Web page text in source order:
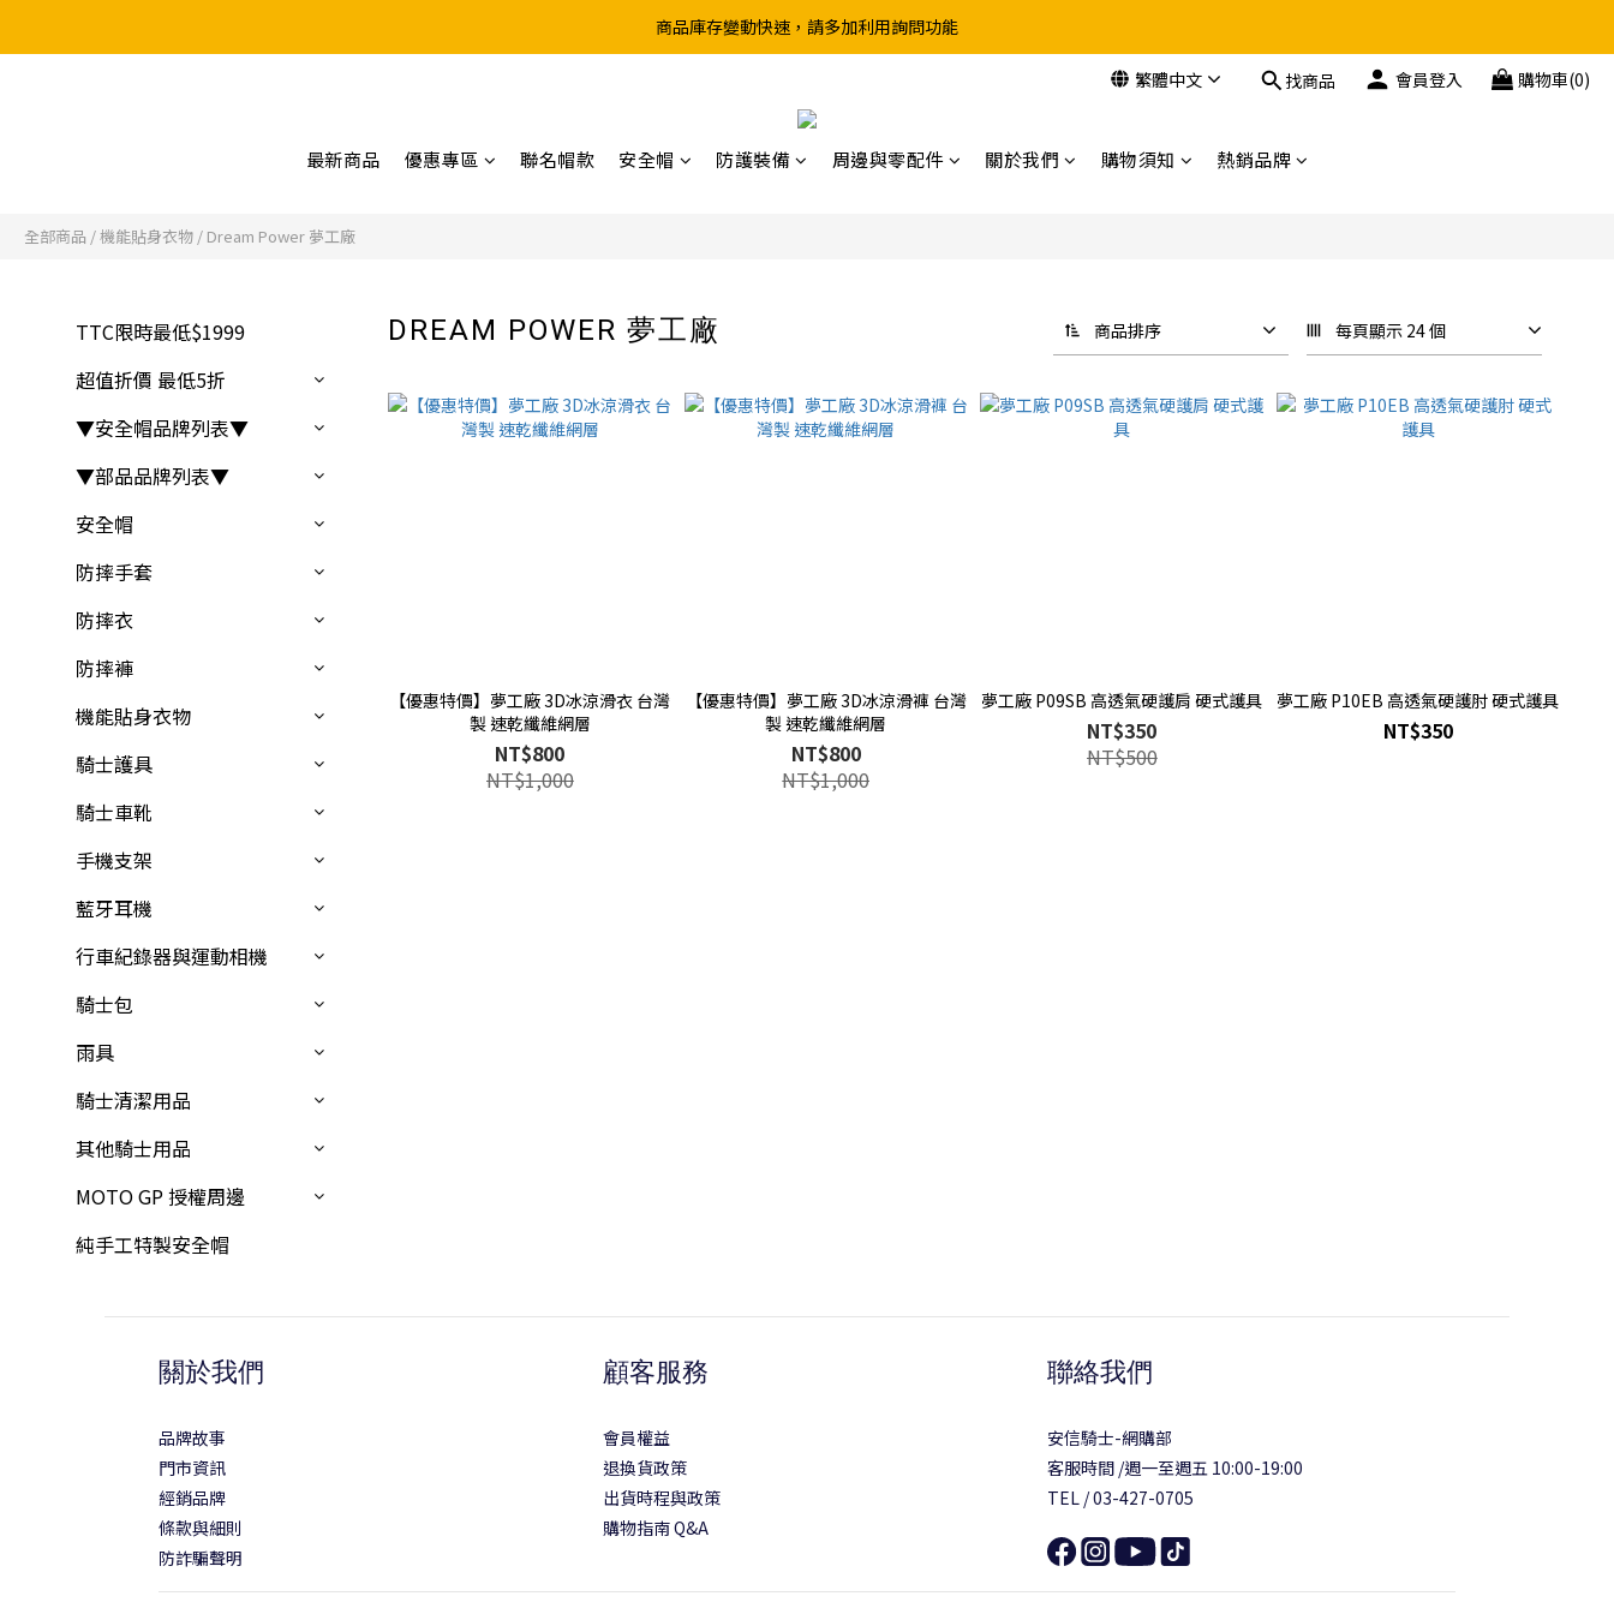
超取滿199、宅配滿490 享免運優惠
商品庫存變動快速，請多加利用詢問功能
超取滿199、宅配滿490 享免運優惠
繁體中文 找商品 會員登入 購物車(0)
最新商品 優惠專區 聯名帽款 安全帽 防護裝備 周邊與零配件 關於我們 購物須知 熱銷品牌
全部商品 /機能貼身衣物 / Dream Power 夢工廠
TTC限時最低$1999
超值折價 最低5折
▼安全帽品牌列表▼
▼部品品牌列表▼
安全帽
防摔手套
防摔衣
防摔褲
機能貼身衣物
騎士護具
騎士車靴
手機支架
藍牙耳機
行車紀錄器與運動相機
騎士包
雨具
騎士清潔用品
其他騎士用品
MOTO GP 授權周邊
純手工特製安全帽
DREAM POWER 夢工廠 商品排序 每頁顯示 24 個
【優惠特價】夢工廠 3D冰涼滑衣 台灣
製 速乾纖維網層
NT$800
NT$1,000
【優惠特價】夢工廠 3D冰涼滑褲 台灣
製 速乾纖維網層
NT$800
NT$1,000
夢工廠 P09SB 高透氣硬護肩 硬式護具
NT$350
NT$500
夢工廠 P10EB 高透氣硬護肘 硬式護具
NT$350
關於我們
品牌故事
門市資訊
經銷品牌
條款與細則
防詐騙聲明
顧客服務
會員權益
退換貨政策
出貨時程與政策
購物指南 Q&A
聯絡我們
安信騎士-網購部
客服時間 /週一至週五 10:00-19:00
TEL / 03-427-0705